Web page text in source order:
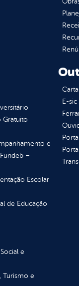
Gratuito
e
–
Escolar
de Educação
e
Turismo e
E-sic